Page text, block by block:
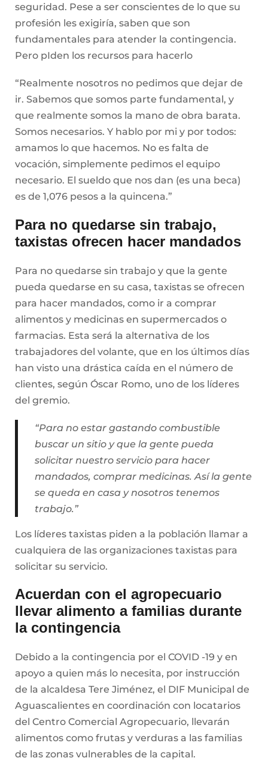
seguridad. Pese a ser conscientes de lo que su
profesión les exigiría, saben que son
fundamentales para atender la contingencia.
Pero pIden los recursos para hacerlo
“Realmente nosotros no pedimos que dejar de
ir. Sabemos que somos parte fundamental, y
que realmente somos la mano de obra barata.
Somos necesarios. Y hablo por mi y por todos:
amamos lo que hacemos. No es falta de
vocación, simplemente pedimos el equipo
necesario. El sueldo que nos dan (es una beca)
es de 1,076 pesos a la quincena.”
Para no quedarse sin trabajo,
taxistas ofrecen hacer mandados
Para no quedarse sin trabajo y que la gente
pueda quedarse en su casa, taxistas se ofrecen
para hacer mandados, como ir a comprar
alimentos y medicinas en supermercados o
farmacias. Esta será la alternativa de los
trabajadores del volante, que en los últimos días
han visto una drástica caída en el número de
clientes, según Óscar Romo, uno de los líderes
del gremio.
“Para no estar gastando combustible
buscar un sitio y que la gente pueda
solicitar nuestro servicio para hacer
mandados, comprar medicinas. Así la gente
se queda en casa y nosotros tenemos
trabajo.”
Los líderes taxistas piden a la población llamar a
cualquiera de las organizaciones taxistas para
solicitar su servicio.
Acuerdan con el agropecuario
llevar alimento a familias durante
la contingencia
Debido a la contingencia por el COVID -19 y en
apoyo a quien más lo necesita, por instrucción
de la alcaldesa Tere Jiménez, el DIF Municipal de
Aguascalientes en coordinación con locatarios
del Centro Comercial Agropecuario, llevarán
alimentos como frutas y verduras a las familias
de las zonas vulnerables de la capital.